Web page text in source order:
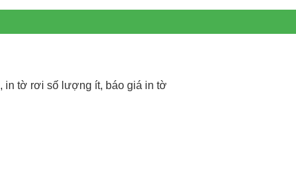
in tờ rơi số lượng ít, báo giá in tờ